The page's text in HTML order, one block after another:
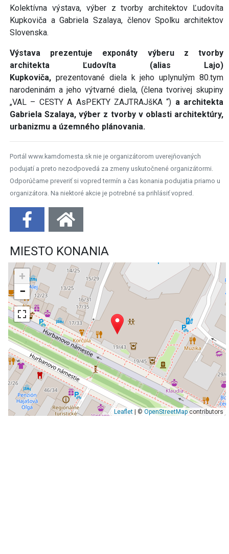
Kolektívna výstava, výber z tvorby architektov Ľudovíta
Kupkoviča a Gabriela Szalaya, členov Spolku architektov
Slovenska.
Výstava prezentuje exponáty výberu z tvorby
architekta Ľudovíta (alias Lajo)
Kupkoviča, prezentované diela k jeho uplynulým 80.tym
narodeninám a jeho výtvarné diela, (člena tvorivej skupiny
„VAL – CESTY A AsPEKTY ZAJTRAJšKA “) a architekta
Gabriela Szalaya, výber z tvorby v oblasti architektúry,
urbanizmu a územného plánovania.
Portál www.kamdomesta.sk nie je organizátorom uverejňovaných
podujatí a preto nezodpovedá za zmeny uskutočnené organizátormi.
Odporúčame preveriť si vopred termín a čas konania podujatia priamo u
organizátora. Na niektoré akcie je potrebné sa prihlásiť vopred.
MIESTO KONANIA
+
−
Leaflet| © OpenStreetMapcontributors